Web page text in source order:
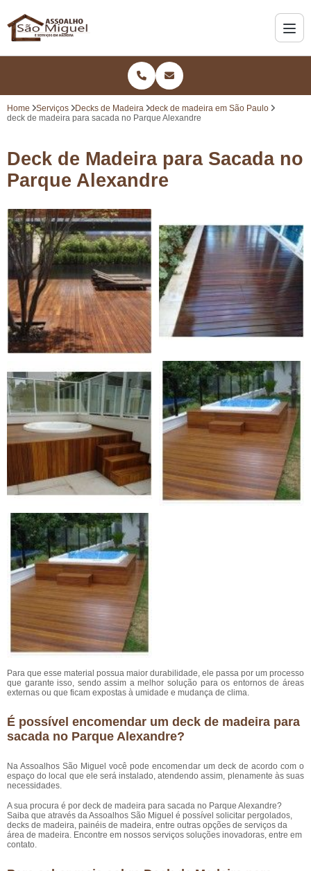
Home Serviços Decks de Madeira
deck de madeira em São Paulo
deck de madeira para sacada no Parque Alexandre
Deck de Madeira para Sacada no
Parque Alexandre
Para que esse material possua maior durabilidade, ele passa por um processo
que garante isso, sendo assim a melhor solução para os entornos de áreas
externas ou que ficam expostas à umidade e mudança de clima.
É possível encomendar um deck de madeira para
sacada no Parque Alexandre?
Na Assoalhos São Miguel você pode encomendar um deck de acordo com o
espaço do local que ele será instalado, atendendo assim, plenamente às suas
necessidades.
A sua procura é por deck de madeira para sacada no Parque Alexandre?
Saiba que através da Assoalhos São Miguel é possível solicitar pergolados,
decks de madeira, painéis de madeira, entre outras opções de serviços da
área de madeira. Encontre em nossos serviços soluções inovadoras, entre em
contato.